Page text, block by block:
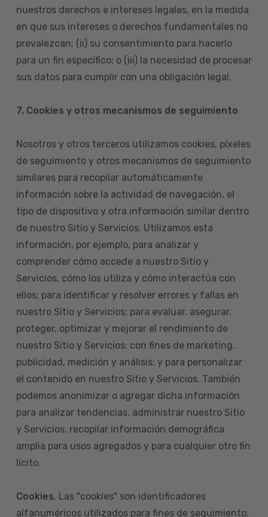
nuestros derechos e intereses legales, en la medida
en que sus intereses o derechos fundamentales no
prevalezcan; (ii) su consentimiento para hacerlo
para un fin específico; o (iii) la necesidad de procesar
sus datos para cumplir con una obligación legal.
7. Cookies y otros mecanismos de seguimiento
Nosotros y otros terceros utilizamos cookies, píxeles
de seguimiento y otros mecanismos de seguimiento
similares para recopilar automáticamente
información sobre la actividad de navegación, el
tipo de dispositivo y otra información similar dentro
de nuestro Sitio y Servicios. Utilizamos esta
información, por ejemplo, para analizar y
comprender cómo accede a nuestro Sitio y
Servicios, cómo los utiliza y cómo interactúa con
ellos; para identificar y resolver errores y fallas en
nuestro Sitio y Servicios; para evaluar, asegurar,
proteger, optimizar y mejorar el rendimiento de
nuestro Sitio y Servicios; con fines de marketing,
publicidad, medición y análisis; y para personalizar
el contenido en nuestro Sitio y Servicios. También
podemos anonimizar o agregar dicha información
para analizar tendencias, administrar nuestro Sitio
y Servicios, recopilar información demográfica
amplia para usos agregados y para cualquier otro fin
lícito.
Cookies. Las "cookies" son identificadores
alfanuméricos utilizados para fines de seguimiento.